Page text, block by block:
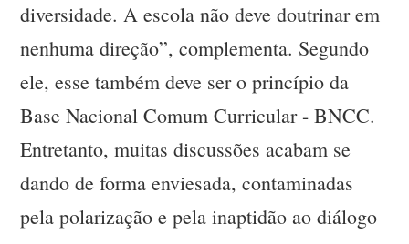
diversidade. A escola não deve doutrinar em
nenhuma direção”, complementa. Segundo
ele, esse também deve ser o princípio da
Base Nacional Comum Curricular - BNCC.
Entretanto, muitas discussões acabam se
dando de forma enviesada, contaminadas
pela polarização e pela inaptidão ao diálogo